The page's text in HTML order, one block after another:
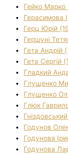
Гейко
Герасимова
Герц Юрій
Гершуні
Гета Андрій
Гета Сергій
Гладкий
Глущенко
Глущенко
Глюк
Годунов
Годунова
Годунова